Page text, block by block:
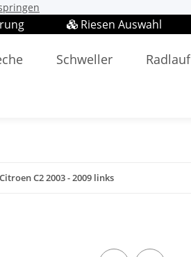
Riesen Auswahl
Schweller Radlauf
C2 2003 - 2009 links